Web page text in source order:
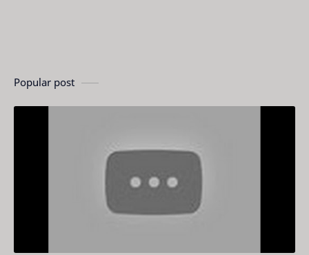
Popular post